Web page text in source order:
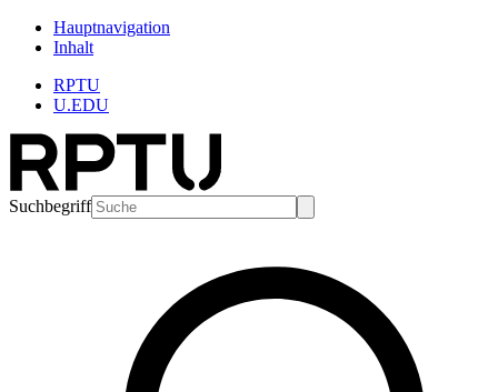
Hauptnavigation
Inhalt
RPTU
U.EDU
Suchbegriff